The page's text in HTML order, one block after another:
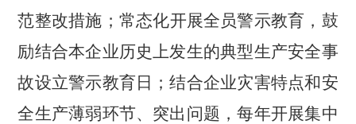
范整改措施；常态化开展全员警示教育，鼓
励结合本企业历史上发生的典型生产安全事
故设立警示教育日；结合企业灾害特点和安
全生产薄弱环节、突出问题，每年开展集中